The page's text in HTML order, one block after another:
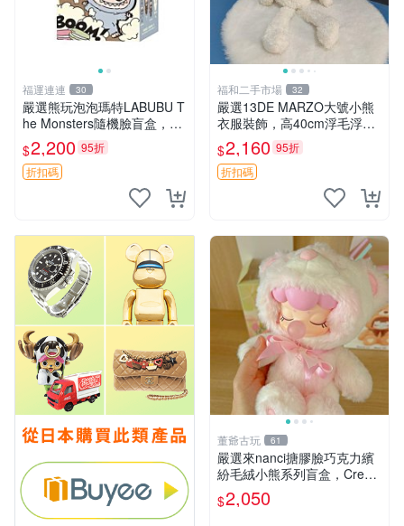
福運連連 30
嚴選熊玩泡泡瑪特LABUBU T
he Monsters隨機臉盲盒，萌
趣馬卡龍設計 芝麻豆豆 LAB
UBU LABUBU THE MONST
ERS 橙色豆
$2,200 95折
折扣碼
福和二手市場 32
嚴選13DE MARZO大號小熊
衣服裝飾，高40cm浮毛浮
灰，詳觀後再拍。二手收藏請
珍惜。 13DE MARZO 二手
小熊 衣服裝飾
$2,160 95折
折扣碼
董爺古玩 61
嚴選來nanci搪膠臉巧克力繽
紛毛絨小熊系列盲盒，Crea
my櫻花巧藝盲盒 隱藏款Crea
my櫻花巧藝 嬰熊盲盒娃娃 樂
$2,050